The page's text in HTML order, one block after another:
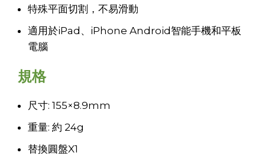
特殊平面切割，不易滑動
適用於iPad、iPhone Android智能手機和平板
電腦
規格
尺寸: 155×8.9mm
重量: 約 24g
替換圓盤X1